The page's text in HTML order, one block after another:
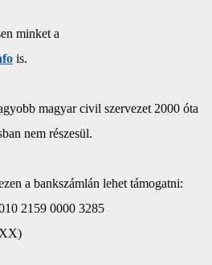
a
is.
magyar civil szervezet 2000 óta
nem részesül.
a bankszámlán lehet támogatni:
2159 0000 3285